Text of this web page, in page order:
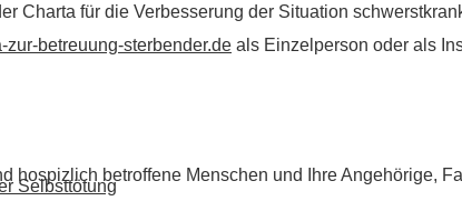
Selbsttötung
Charta für die Verbesserung der Situation
zur-betreuung-sterbender.de als Einzelperson oder als
betroffene Menschen und Ihre Angehörige,